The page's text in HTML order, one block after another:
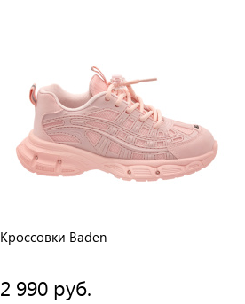
Кроссовки Baden
2 990 руб.